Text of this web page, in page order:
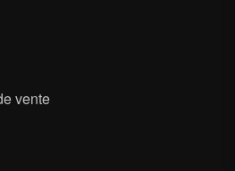
vente